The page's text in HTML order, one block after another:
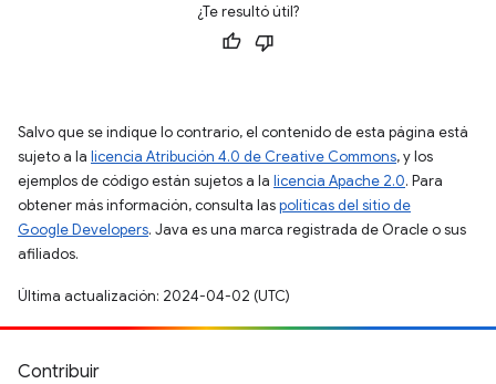
¿Te resultó útil?
Salvo que se indique lo contrario, el contenido de esta página está
sujeto a la licencia Atribución 4.0 de Creative Commons, y los
ejemplos de código están sujetos a la licencia Apache 2.0. Para
obtener más información, consulta laspolíticas del sitio de
Google Developers. Java es una marca registrada de Oracle o sus
afiliados.
Última actualización: 2024-04-02 (UTC)
Contribuir